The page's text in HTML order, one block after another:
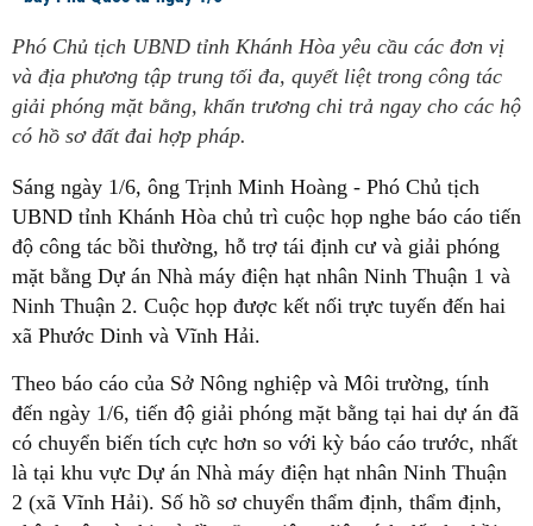
Phó Chủ tịch UBND tỉnh Khánh Hòa yêu cầu các đơn vị
và địa phương tập trung tối đa, quyết liệt trong công tác
giải phóng mặt bằng, khẩn trương chi trả ngay cho các hộ
có hồ sơ đất đai hợp pháp.
Sáng ngày 1/6, ông Trịnh Minh Hoàng - Phó Chủ tịch
UBND tỉnh Khánh Hòa chủ trì cuộc họp nghe báo cáo tiến
độ công tác bồi thường, hỗ trợ tái định cư và giải phóng
mặt bằng Dự án Nhà máy điện hạt nhân Ninh Thuận 1 và
Ninh Thuận 2. Cuộc họp được kết nối trực tuyến đến hai
xã Phước Dinh và Vĩnh Hải.
Theo báo cáo của Sở Nông nghiệp và Môi trường, tính
đến ngày 1/6, tiến độ giải phóng mặt bằng tại hai dự án đã
có chuyển biến tích cực hơn so với kỳ báo cáo trước, nhất
là tại khu vực Dự án Nhà máy điện hạt nhân Ninh Thuận
2 (xã Vĩnh Hải). Số hồ sơ chuyển thẩm định, thẩm định,